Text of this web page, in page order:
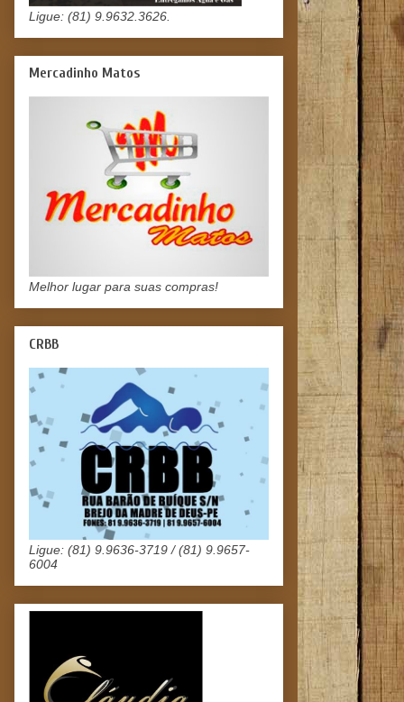
Ligue: (81) 9.9632.3626.
Mercadinho Matos
Melhor lugar para suas compras!
CRBB
Ligue: (81) 9.9636-3719 / (81) 9.9657-
6004